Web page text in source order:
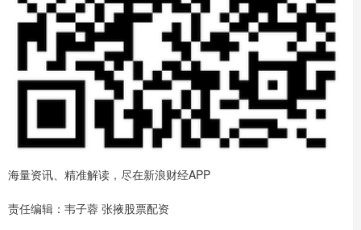
海量资讯、精准解读，尽在新浪财经APP
责任编辑：韦子蓉 张掖股票配资